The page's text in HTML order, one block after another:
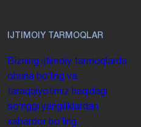
IJTIMOIY TARMOQLAR
Bizning ijtimoiy tarmoqlarda
obuna boʻling va
taraqqiyotimiz haqidagi
soʻnggi yangiliklardan
xabardor boʻling.